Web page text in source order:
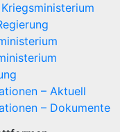
– Aktuell
– Dokumente